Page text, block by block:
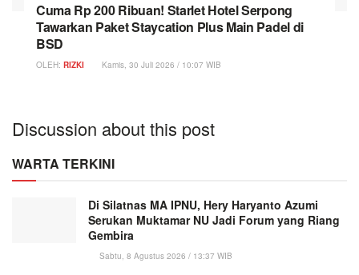
Cuma Rp 200 Ribuan! Starlet Hotel Serpong
Tawarkan Paket Staycation Plus Main Padel di
BSD
OLEH: RIZKI Kamis, 30 Juli 2026 / 10:07 WIB
Discussion about this post
WARTA TERKINI
Di Silatnas MA IPNU, Hery Haryanto Azumi
Serukan Muktamar NU Jadi Forum yang Riang
Gembira
Sabtu, 8 Agustus 2026 / 13:37 WIB